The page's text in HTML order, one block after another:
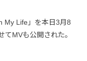
My Life」を本日3月8
てMVも公開された。